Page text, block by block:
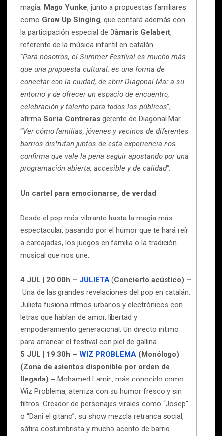
magia; Mago Yunke, junto a propuestas familiares
como Grow Up Singing, que contará además con
la participación especial de Dàmaris Gelabert,
referente de la música infantil en catalán.
“Para nosotros, el Summer Festival es mucho más
que una propuesta cultural: es una forma de
conectar con la ciudad, de abrir Diagonal Mar a su
entorno y de ofrecer un espacio de encuentro,
celebración y talento para todos los públicos”,
afirma Sonia Contreras gerente de Diagonal Mar.
“Ver cómo familias, jóvenes y vecinos de diferentes
barrios disfrutan juntos de esta experiencia nos
confirma que vale la pena seguir apostando por una
programación abierta, accesible y de calidad”.
Un cartel para emocionarse, de verdad
Desde el pop más vibrante hasta la magia más
espectacular, pasando por el humor que te hará reír
a carcajadas, los juegos en familia o la tradición
musical que nos une.
4 JUL | 20:00h – JULIETA (Concierto acústico) –
Una de las grandes revelaciones del pop en catalán.
Julieta fusiona ritmos urbanos y electrónicos con
letras que hablan de amor, libertad y
empoderamiento generacional. Un directo íntimo
para arrancar el festival con piel de gallina.
5 JUL | 19:30h – WIZ PROBLEMA (Monólogo)
(Zona de asientos disponible por orden de
llegada) – Mohamed Lamin, más conocido como
Wiz Problema, aterriza con su humor fresco y sin
filtros. Creador de personajes virales como “Josep”
o “Dani el gitano”, su show mezcla retranca social,
sátira costumbrista y mucho acento de barrio.